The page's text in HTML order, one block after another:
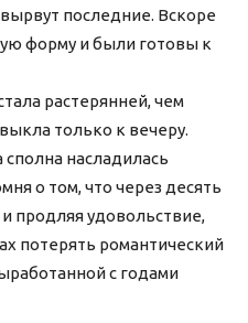
последние. Вскоре
форму и были готовы к
растерянней, чем
только к вечеру.
насладилась
о том, что через десять
продляя удовольствие,
потерять романтический
с годами